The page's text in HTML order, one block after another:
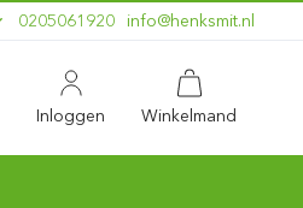
0205061920 ln.timskneh@ofni
Inloggen Winkelmand